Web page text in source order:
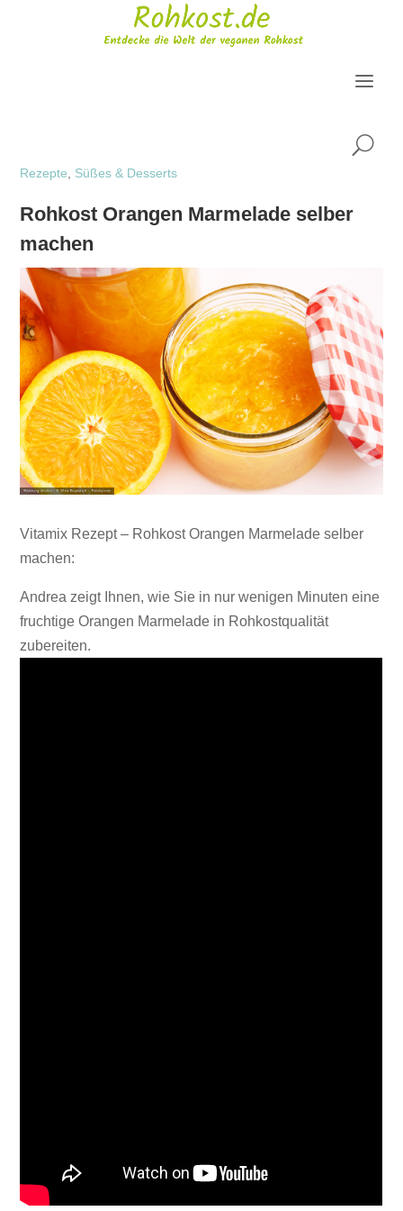
U
Rezepte Süßes & Desserts
Rohkost Orangen Marmelade selber
machen
Vitamix Rezept – Rohkost Orangen Marmelade selber
machen:
Andrea zeigt Ihnen, wie Sie in nur wenigen Minuten eine
fruchtige Orangen Marmelade in Rohkostqualität
zubereiten.